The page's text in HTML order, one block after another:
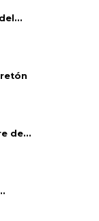
de...